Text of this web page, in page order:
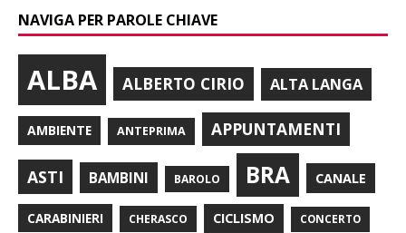
NAVIGA PER PAROLE CHIAVE
ALBA ALBERTO CIRIO ALTA LANGA
AMBIENTE ANTEPRIMA APPUNTAMENTI
ASTI BAMBINI BAROLO BRA CANALE
CARABINIERI CHERASCO CICLISMO CONCERTO